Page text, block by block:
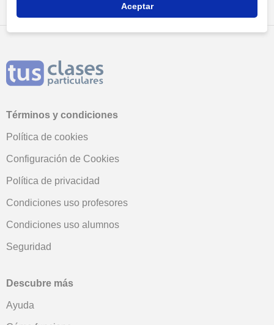
Términos y condiciones
Política de cookies
Configuración de Cookies
Política de privacidad
Condiciones uso profesores
Condiciones uso alumnos
Seguridad
Descubre más
Ayuda
Aceptar